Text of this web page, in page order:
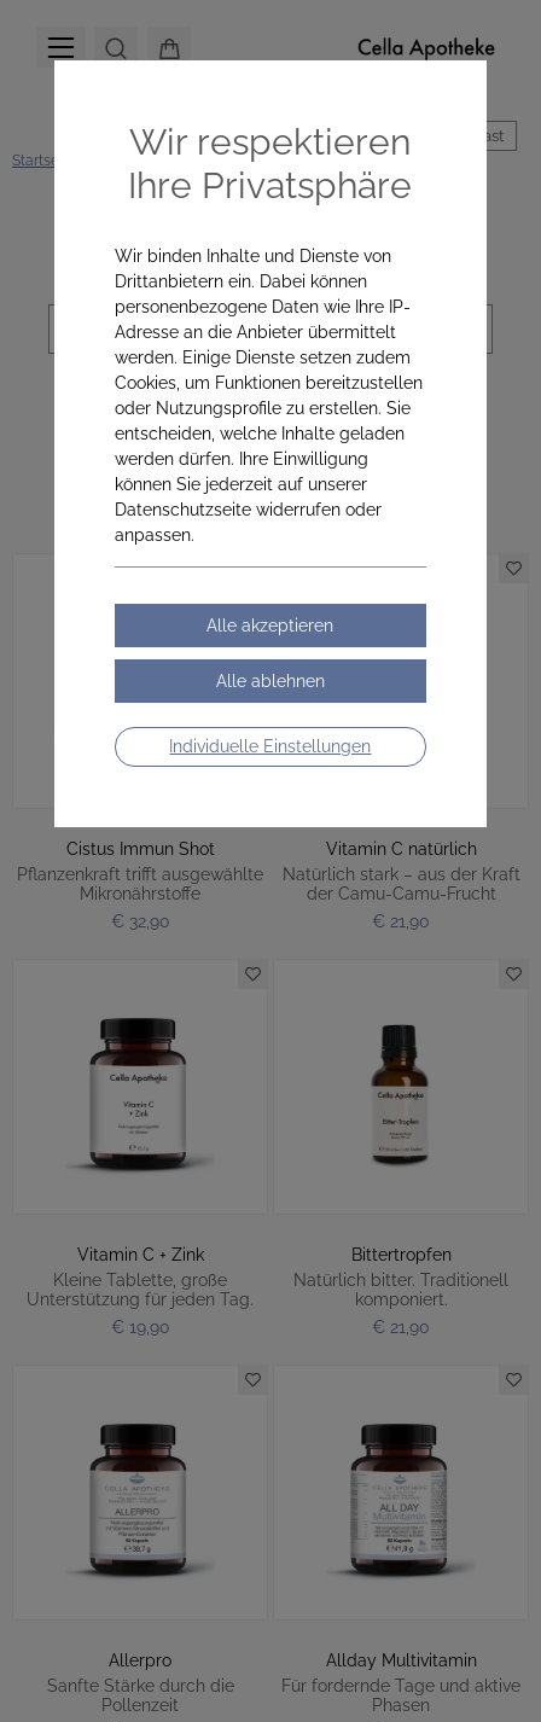
Hoher Kontrast
Startseite Immunsystem & Antioxidantien
Sortierung
Immunsystem &
Antioxidantien
Cistus Immun Shot
Pflanzenkraft trifft ausgewählte
Mikronährstoffe
€ 32,90
Vitamin C natürlich
Natürlich stark – aus der Kraft
der Camu-Camu-Frucht
€ 21,90
Vitamin C + Zink
Kleine Tablette, große
Unterstützung für jeden Tag.
€ 19,90
Bittertropfen
Natürlich bitter. Traditionell
komponiert.
€ 21,90
Allerpro
Sanfte Stärke durch die
Pollenzeit
Allday Multivitamin
Für fordernde Tage und aktive
Phasen
Wir respektieren
Ihre Privatsphäre
Wir binden Inhalte und Dienste von
Drittanbietern ein. Dabei können
personenbezogene Daten wie Ihre IP-
Adresse an die Anbieter übermittelt
werden. Einige Dienste setzen zudem
Cookies, um Funktionen bereitzustellen
oder Nutzungsprofile zu erstellen. Sie
entscheiden, welche Inhalte geladen
werden dürfen. Ihre Einwilligung
können Sie jederzeit auf unserer
Datenschutzseite widerrufen oder
anpassen.
Individuelle Einstellungen